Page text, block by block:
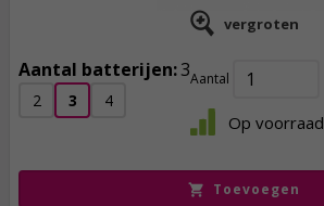
vergroten
Aantal batterijen:3
2 3 4
Aantal
Op voorraad
Toevoegen